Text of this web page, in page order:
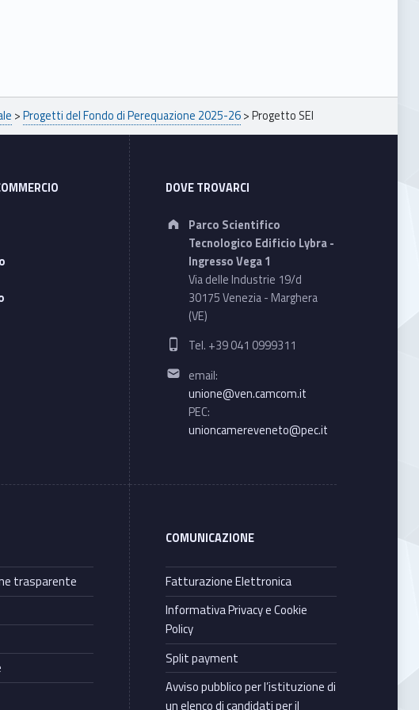
>Progetti del Fondo di Perequazione 2025-26>Progetto SEI
DOVE TROVARCI
Address:
Parco Scientifico
Tecnologico Edificio Lybra -
Ingresso Vega 1
Via delle Industrie 19/d
30175 Venezia - Marghera
(VE)
Phone number:
Tel. +39 041 0999311
Email address:
email:
unione@ven.camcom.it
PEC:
unioncamereveneto@pec.it
trasparente
COMUNICAZIONE
Fatturazione Elettronica
Informativa Privacy e Cookie
Policy
Split payment
Avviso pubblico per l’istituzione di
un elenco di candidati per il